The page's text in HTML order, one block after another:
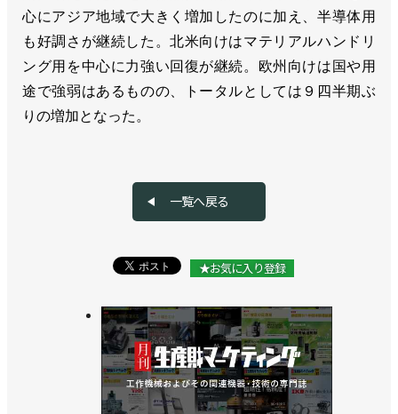
心にアジア地域で大きく増加したのに加え、半導体用
も好調さが継続した。北米向けはマテリアルハンドリ
ング用を中心に力強い回復が継続。欧州向けは国や用
途で強弱はあるものの、トータルとしては９四半期ぶ
りの増加となった。
一覧へ戻る
★お気に入り登録